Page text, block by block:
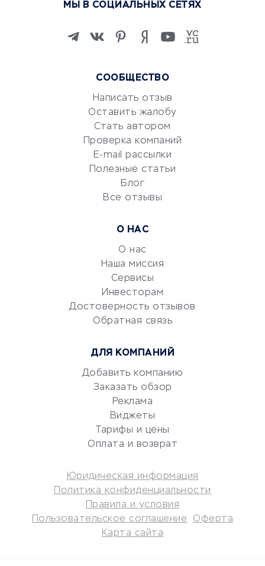
Изучение иностранных
Маркетинг и продажи
Репетиторство
Красота и здоровье
Сервисы по поиску работы
Сетевой маркетинг
УСЛУГИ ДЛЯ БИЗНЕСА
документооборот
Юридические компании
Аудиторские компании
Бухгалтерия онлайн
Потребительские кредиты
Кредитные карты
Дебетовые карты
Микрофинансовые
СООБЩЕСТВО
Написать отзыв
Оставить жалобу
Стать автором
Проверка компаний
E-mail рассылки
Полезные статьи
Блог
Все отзывы
О НАС
О нас
Наша миссия
Сервисы
Инвесторам
Достоверность отзывов
Обратная связь
ДЛЯ КОМПАНИЙ
Добавить компанию
Заказать обзор
Реклама
Виджеты
Тарифы и цены
Оплата и возврат
МЫ В СОЦИАЛЬНЫХ СЕТЯХ
Юридическая информация
Политика конфиденциальности
Правила и условия
Пользовательское соглашение
Оферта
Карта сайта